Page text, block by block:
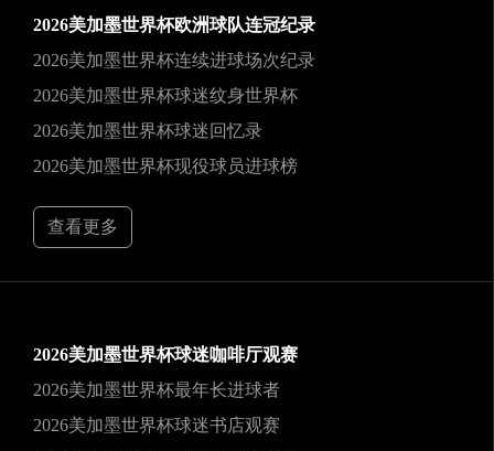
2026美加墨世界杯欧洲球队连冠纪录
2026美加墨世界杯连续进球场次纪录
2026美加墨世界杯球迷纹身世界杯
2026美加墨世界杯球迷回忆录
2026美加墨世界杯现役球员进球榜
查看更多
2026美加墨世界杯球迷咖啡厅观赛
2026美加墨世界杯最年长进球者
2026美加墨世界杯球迷书店观赛